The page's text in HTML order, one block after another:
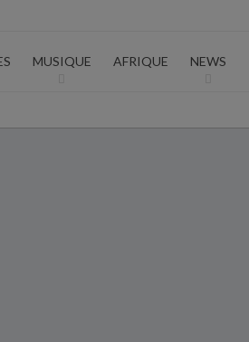
MUSIQUE AFRIQUE NEWS
N°0134/HAAC/12-2025/PL/P